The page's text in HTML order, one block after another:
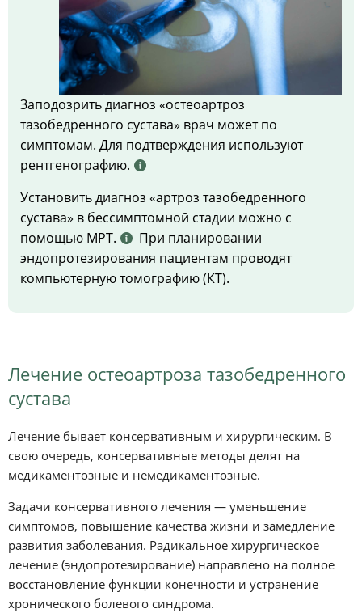
Заподозрить диагноз «остеоартроз
тазобедренного сустава» врач может по
симптомам. Для подтверждения используют
рентгенографию.
Установить диагноз «артроз тазобедренного
сустава» в бессимптомной стадии можно с
помощью МРТ.
При планировании
эндопротезирования пациентам проводят
компьютерную томографию (КТ).
Лечение остеоартроза тазобедренного
сустава
Лечение бывает консервативным и хирургическим. В
свою очередь, консервативные методы делят на
медикаментозные и немедикаментозные.
Задачи консервативного лечения — уменьшение
симптомов, повышение качества жизни и замедление
развития заболевания. Радикальное хирургическое
лечение (эндопротезирование) направлено на полное
восстановление функции конечности и устранение
хронического болевого синдрома.